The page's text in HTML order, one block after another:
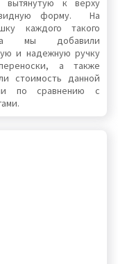
вытянутую к верху
форму. На
каждого такого
мы добавили
и надежную ручку
а также
стоимость данной
по сравнению с